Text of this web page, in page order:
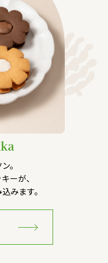
。
ーが、
みます。